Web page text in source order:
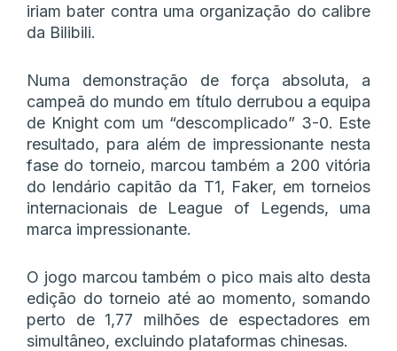
iriam bater contra uma organização do calibre
da Bilibili.
Numa demonstração de força absoluta, a
campeã do mundo em título derrubou a equipa
de Knight com um “descomplicado” 3-0. Este
resultado, para além de impressionante nesta
fase do torneio, marcou também a 200 vitória
do lendário capitão da T1, Faker, em torneios
internacionais de League of Legends, uma
marca impressionante.
O jogo marcou também o pico mais alto desta
edição do torneio até ao momento, somando
perto de 1,77 milhões de espectadores em
simultâneo, excluindo plataformas chinesas.